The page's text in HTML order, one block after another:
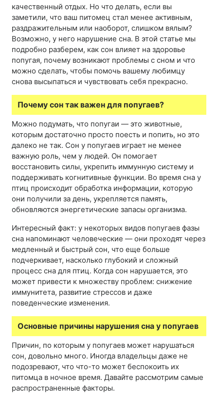
качественный отдых. Но что делать, если вы
заметили, что ваш питомец стал менее активным,
раздражительным или наоборот, слишком вялым?
Возможно, у него нарушение сна. В этой статье мы
подробно разберем, как сон влияет на здоровье
попугая, почему возникают проблемы с сном и что
можно сделать, чтобы помочь вашему любимцу
снова высыпаться и чувствовать себя прекрасно.
Почему сон так важен для попугаев?
Можно подумать, что попугаи — это животные,
которым достаточно просто поесть и попить, но это
далеко не так. Сон у попугаев играет не менее
важную роль, чем у людей. Он помогает
восстановить силы, укрепить иммунную систему и
поддерживать когнитивные функции. Во время сна у
птиц происходит обработка информации, которую
они получили за день, укрепляется память,
обновляются энергетические запасы организма.
Интересный факт: у некоторых видов попугаев фазы
сна напоминают человеческие — они проходят через
медленный и быстрый сон, что еще больше
подчеркивает, насколько глубокий и сложный
процесс сна для птиц. Когда сон нарушается, это
может привести к множеству проблем: снижение
иммунитета, развитие стрессов и даже
поведенческие изменения.
Основные причины нарушения сна у попугаев
Причин, по которым у попугаев может нарушаться
сон, довольно много. Иногда владельцы даже не
подозревают, что что-то может беспокоить их
питомца в ночное время. Давайте рассмотрим самые
распространенные факторы.